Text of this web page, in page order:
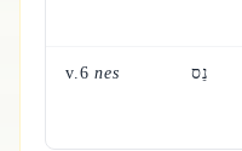
v.6nes נֵס